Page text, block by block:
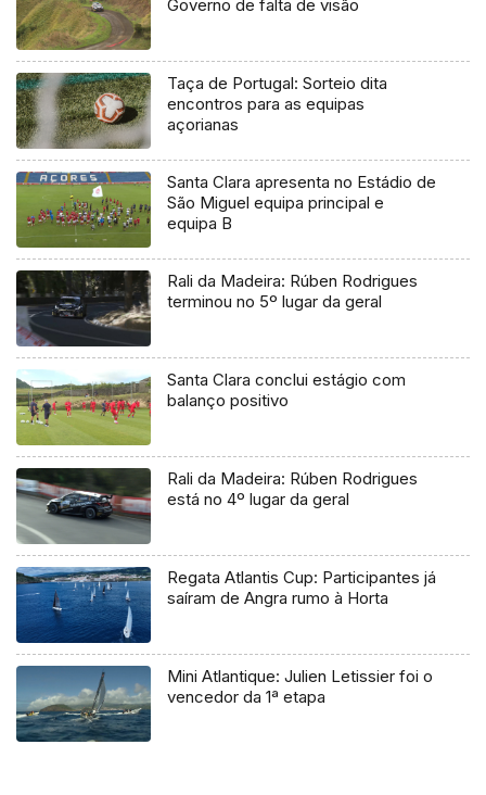
Governo de falta de visão
Taça de Portugal: Sorteio dita
encontros para as equipas
açorianas
Santa Clara apresenta no Estádio de
São Miguel equipa principal e
equipa B
Rali da Madeira: Rúben Rodrigues
terminou no 5º lugar da geral
Santa Clara conclui estágio com
balanço positivo
Rali da Madeira: Rúben Rodrigues
está no 4º lugar da geral
Regata Atlantis Cup: Participantes já
saíram de Angra rumo à Horta
Mini Atlantique: Julien Letissier foi o
vencedor da 1ª etapa